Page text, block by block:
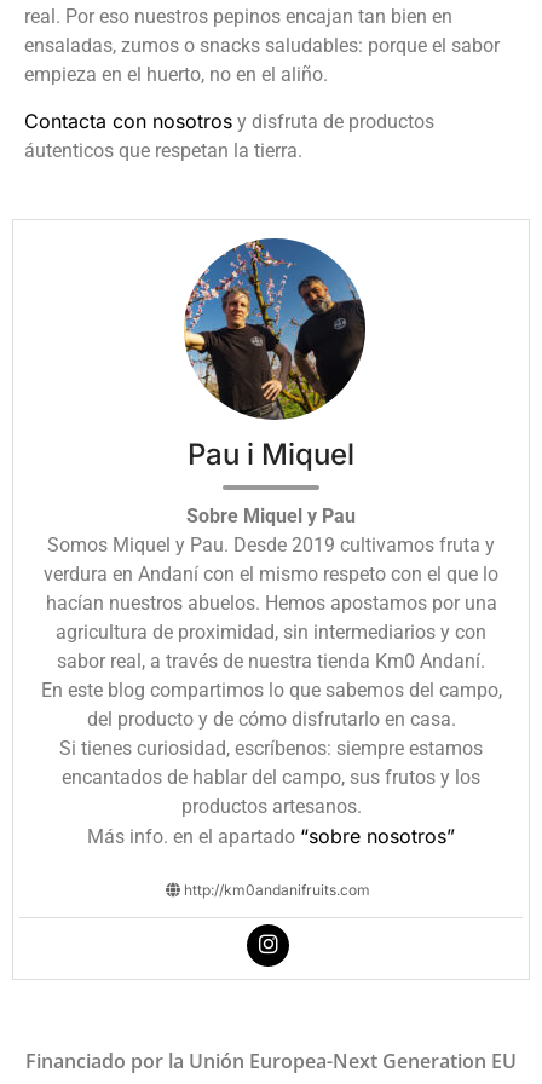
real. Por eso nuestros pepinos encajan tan bien en
ensaladas, zumos o snacks saludables: porque el sabor
empieza en el huerto, no en el aliño.
Contacta con nosotros y disfruta de productos
áutenticos que respetan la tierra.
Pau i Miquel
Sobre Miquel y Pau
Somos Miquel y Pau. Desde 2019 cultivamos fruta y
verdura en Andaní con el mismo respeto con el que lo
hacían nuestros abuelos. Hemos apostamos por una
agricultura de proximidad, sin intermediarios y con
sabor real, a través de nuestra tienda Km0 Andaní.
En este blog compartimos lo que sabemos del campo,
del producto y de cómo disfrutarlo en casa.
Si tienes curiosidad, escríbenos: siempre estamos
encantados de hablar del campo, sus frutos y los
productos artesanos.
Más info. en el apartado “sobre nosotros”
http://km0andanifruits.com
Financiado por la Unión Europea-Next Generation EU